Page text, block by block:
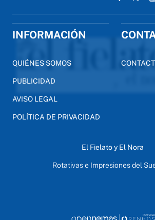
INFORMACIÓN
QUIÉNES SOMOS
PUBLICIDAD
AVISO LEGAL
POLÍTICA DE PRIVACIDAD
El Fielato y El Nora
Rotativas e Impresiones del